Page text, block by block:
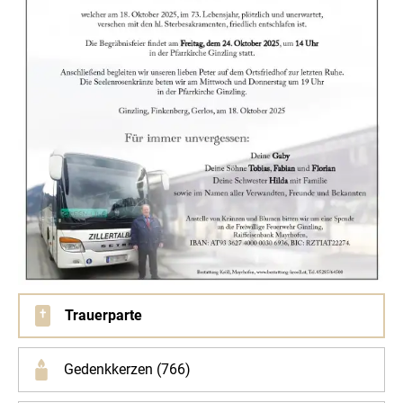
Trauerparte
Gedenkkerzen (766)